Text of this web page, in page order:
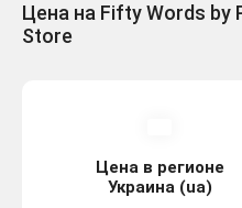
Цена на Fifty Words by
Store
Цена в регионе
Украина (ua)